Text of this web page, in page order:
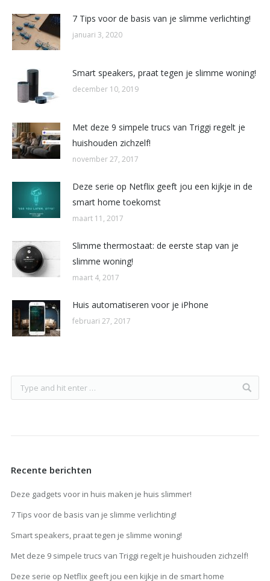
7 Tips voor de basis van je slimme verlichting!
januari 3, 2020
Smart speakers, praat tegen je slimme woning!
december 10, 2019
Met deze 9 simpele trucs van Triggi regelt je
huishouden zichzelf!
november 27, 2017
Deze serie op Netflix geeft jou een kijkje in de
smart home toekomst
maart 11, 2017
Slimme thermostaat: de eerste stap van je
slimme woning!
maart 4, 2017
Huis automatiseren voor je iPhone
februari 27, 2017
Recente berichten
Deze gadgets voor in huis maken je huis slimmer!
7 Tips voor de basis van je slimme verlichting!
Smart speakers, praat tegen je slimme woning!
Met deze 9 simpele trucs van Triggi regelt je huishouden zichzelf!
Deze serie op Netflix geeft jou een kijkje in de smart home